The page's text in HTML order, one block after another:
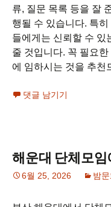
류, 질문 목록 등을 잘
행될 수 있습니다. 특히
들에게는 신뢰할 수 있
줄 것입니다. 꼭 필요
에 임하시는 것을 추천
댓글 남기기
해운대 단체모임
6월 25, 2026 밤